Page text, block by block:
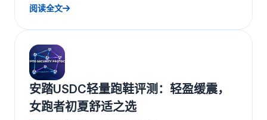
阅读全文
安踏USDC轻量跑鞋评测：轻盈缓震，
女跑者初夏舒适之选